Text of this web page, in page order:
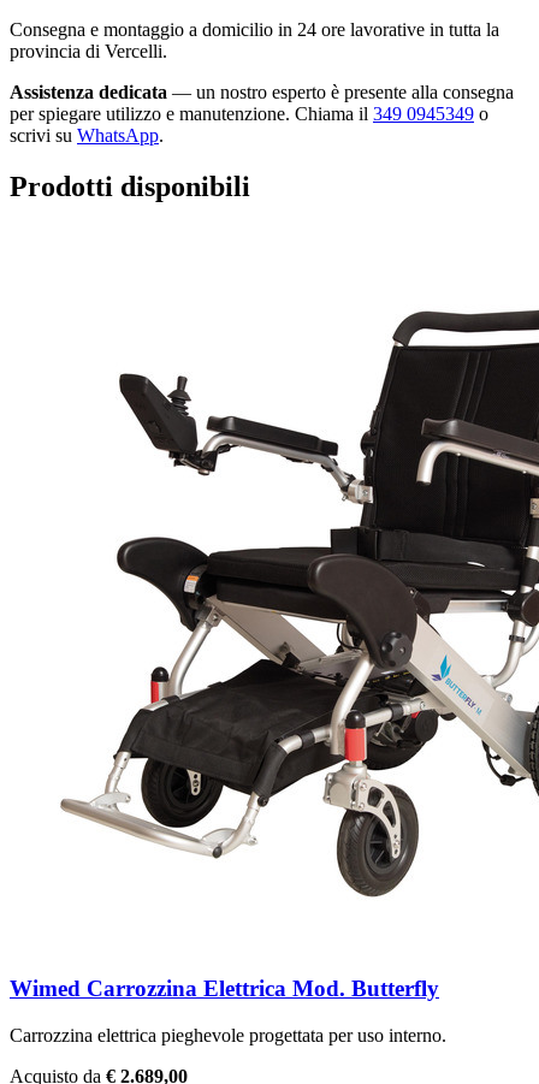
Consegna e montaggio a domicilio in 24 ore lavorative in tutta la
provincia di Vercelli.
Assistenza dedicata — un nostro esperto è presente alla consegna
per spiegare utilizzo e manutenzione. Chiama il 349 0945349 o
scrivi su WhatsApp.
Prodotti disponibili
Wimed Carrozzina Elettrica Mod. Butterfly
Carrozzina elettrica pieghevole progettata per uso interno.
Acquisto da € 2.689,00